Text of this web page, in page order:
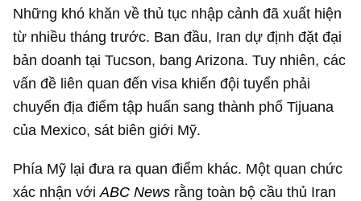
Những khó khăn về thủ tục nhập cảnh đã xuất hiện
từ nhiều tháng trước. Ban đầu, Iran dự định đặt đại
bản doanh tại Tucson, bang Arizona. Tuy nhiên, các
vấn đề liên quan đến visa khiến đội tuyển phải
chuyển địa điểm tập huấn sang thành phố Tijuana
của Mexico, sát biên giới Mỹ.
Phía Mỹ lại đưa ra quan điểm khác. Một quan chức
xác nhận vớiABC News rằng toàn bộ cầu thủ Iran